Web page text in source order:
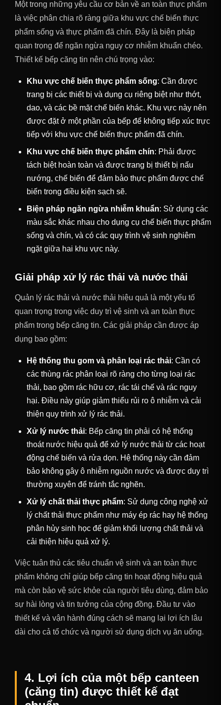
Một trong những yêu cầu cơ bản về an toàn thực phẩm
là việc phân chia rõ ràng giữa khu vực chế biến thực
phẩm sống và thực phẩm đã chín. Đây là biện pháp
quan trọng để ngăn ngừa nguy cơ nhiễm khuẩn chéo.
Thiết kế bếp căng tin nên chú trọng vào:
Khu vực chế biến thực phẩm sống: Cần được
trang bị các thiết bị và dụng cụ riêng biệt như thớt,
dao, và các bề mặt chế biến khác. Khu vực này nên
được đặt ở một phần của bếp để không tiếp xúc trực
tiếp với khu vực chế biến thực phẩm đã chín.
Khu vực chế biến thực phẩm chín: Phải được
tách biệt hoàn toàn và được trang bị thiết bị nấu
nướng, chế biến để đảm bảo thực phẩm được chế
biến trong điều kiện sạch sẽ.
Biện pháp ngăn ngừa nhiễm khuẩn: Sử dụng các
màu sắc khác nhau cho dụng cụ chế biến thực phẩm
sống và chín, và có các quy trình vệ sinh nghiêm
ngặt giữa hai khu vực này.
Giải pháp xử lý rác thải và nước thải
Quản lý rác thải và nước thải hiệu quả là một yếu tố
quan trọng trong việc duy trì vệ sinh và an toàn thực
phẩm trong bếp căng tin. Các giải pháp cần được áp
dụng bao gồm:
Hệ thống thu gom và phân loại rác thải: Cần có
các thùng rác phân loại rõ ràng cho từng loại rác
thải, bao gồm rác hữu cơ, rác tái chế và rác nguy
hại. Điều này giúp giảm thiểu rủi ro ô nhiễm và cải
thiện quy trình xử lý rác thải.
Xử lý nước thải: Bếp căng tin phải có hệ thống
thoát nước hiệu quả để xử lý nước thải từ các hoạt
động chế biến và rửa dọn. Hệ thống này cần đảm
bảo không gây ô nhiễm nguồn nước và được duy trì
thường xuyên để tránh tắc nghẽn.
Xử lý chất thải thực phẩm: Sử dụng công nghệ xử
lý chất thải thực phẩm như máy ép rác hay hệ thống
phân hủy sinh học để giảm khối lượng chất thải và
cải thiện hiệu quả xử lý.
Việc tuân thủ các tiêu chuẩn vệ sinh và an toàn thực
phẩm không chỉ giúp bếp căng tin hoạt động hiệu quả
mà còn bảo vệ sức khỏe của người tiêu dùng, đảm bảo
sự hài lòng và tin tưởng của cộng đồng. Đầu tư vào
thiết kế và vận hành đúng cách sẽ mang lại lợi ích lâu
dài cho cả tổ chức và người sử dụng dịch vụ ăn uống.
4. Lợi ích của một bếp canteen
(căng tin) được thiết kế đạt